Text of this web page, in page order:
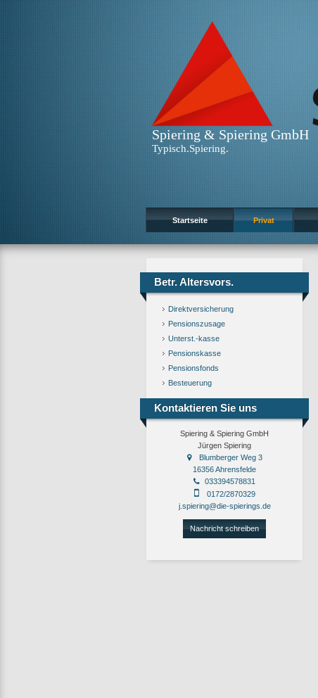
Spiering & Spiering GmbH
Typisch.Spiering.
Startseite Privat
Betr. Altersvors.
Direktversicherung
Pensionszusage
Unterst.-kasse
Pensionskasse
Pensionsfonds
Besteuerung
Kontaktieren Sie uns
Spiering & Spiering GmbH
Jürgen Spiering
Blumberger Weg 3
16356 Ahrensfelde
033394578831
0172/2870329
j.spiering@die-spierings.de
Nachricht schreiben